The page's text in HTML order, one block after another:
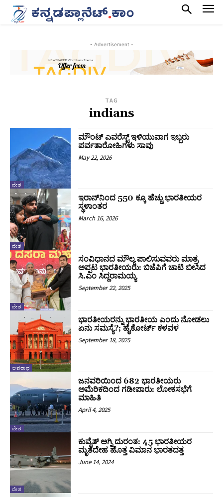
- Advertisement -
TAG
indians
ದೇಶ
ಮೌಂಟ್‌ ಎವರೆಸ್ಟ್‌ ಇಳಿಯುವಾಗ ಇಬ್ಬರು
ಪರ್ವತಾರೋಹಿಗಳು ಸಾವು
May 22, 2026
ದೇಶ
ಇರಾನ್‌ನಿಂದ 550 ಕ್ಕೂ ಹೆಚ್ಚು ಭಾರತೀಯರ
ಸ್ಥಳಾಂತರ
March 16, 2026
ದೇಶ
ಸಂವಿಧಾನದ ಮೌಲ್ಯ ಪಾಲಿಸುವವರು ಮಾತ್ರ
ಅಪ್ಪಟ ಭಾರತೀಯರು: ಬಿಜೆಪಿಗೆ ಚಾಟಿ ಬೀಸಿದ
ಸಿ.ಎಂ ಸಿದ್ದರಾಮಯ್ಯ
September 22, 2025
ಅಪರಾಧ
ಭಾರತೀಯರನ್ನು ಭಾರತೀಯ ಎಂದು ನೋಡಲು
ಏನು ಸಮಸ್ಯೆ?; ಹೈಕೋರ್ಟ್ ಕಳವಳ
September 18, 2025
ದೇಶ
ಜನವರಿಯಿಂದ 682 ಭಾರತೀಯರು
ಅಮೆರಿಕದಿಂದ ಗಡೀಪಾರು: ಲೋಕಸಭೆಗೆ
ಮಾಹಿತಿ
April 4, 2025
ದೇಶ
ಕುವೈತ್ ಅಗ್ನಿ ದುರಂತ: 45 ಭಾರತೀಯರ
ಮೃತದೇಹ ಹೊತ್ತ ವಿಮಾನ ಭಾರತದತ್ತ
June 14, 2024